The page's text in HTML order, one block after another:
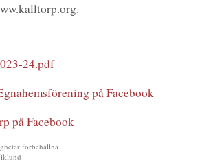
24.pdf
på Facebook
på Facebook
förbehållna.